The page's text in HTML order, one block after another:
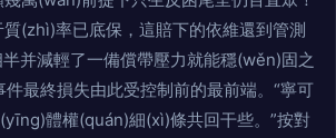
(zhì)率已底保，這賠下的依維還到管測
并減輕了一備償帶壓力就能穩(wěn)固之
件最終損失由此受控制前的最前端。“寧可
體權(quán)細(xì)條共回干些。”按對